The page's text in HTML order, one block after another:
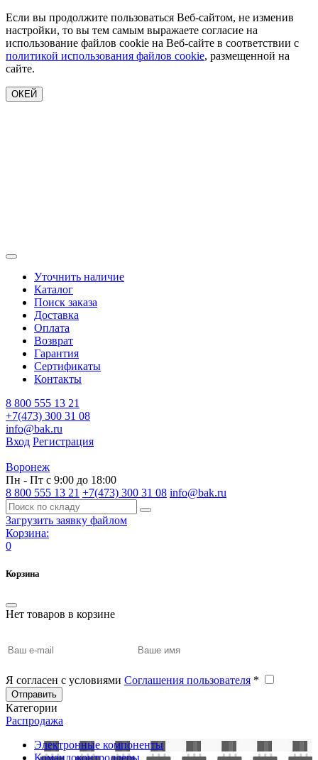
Если вы продолжите пользоваться Веб-сайтом, не изменив
настройки, то вы тем самым выражаете согласие на
использование файлов cookie на Веб-сайте в соответствии с
политикой использования файлов cookie, размещенной на
сайте.
ОКЕЙ
Уточнить наличие
Каталог
Поиск заказа
Доставка
Оплата
Возврат
Гарантия
Сертификаты
Контакты
8 800 555 13 21
+7(473) 300 31 08
info@bak.ru
Вход Регистрация
Воронеж
Пн - Пт с 9:00 до 18:00
8 800 555 13 21 +7(473) 300 31 08 info@bak.ru
Загрузить заявку файлом
Корзина:
0
Корзина
Нет товаров в корзине
Я согласен с условиями Соглашения пользователя *
Отправить
Категории
Распродажа
Электронные компоненты
Командоконтроллеры